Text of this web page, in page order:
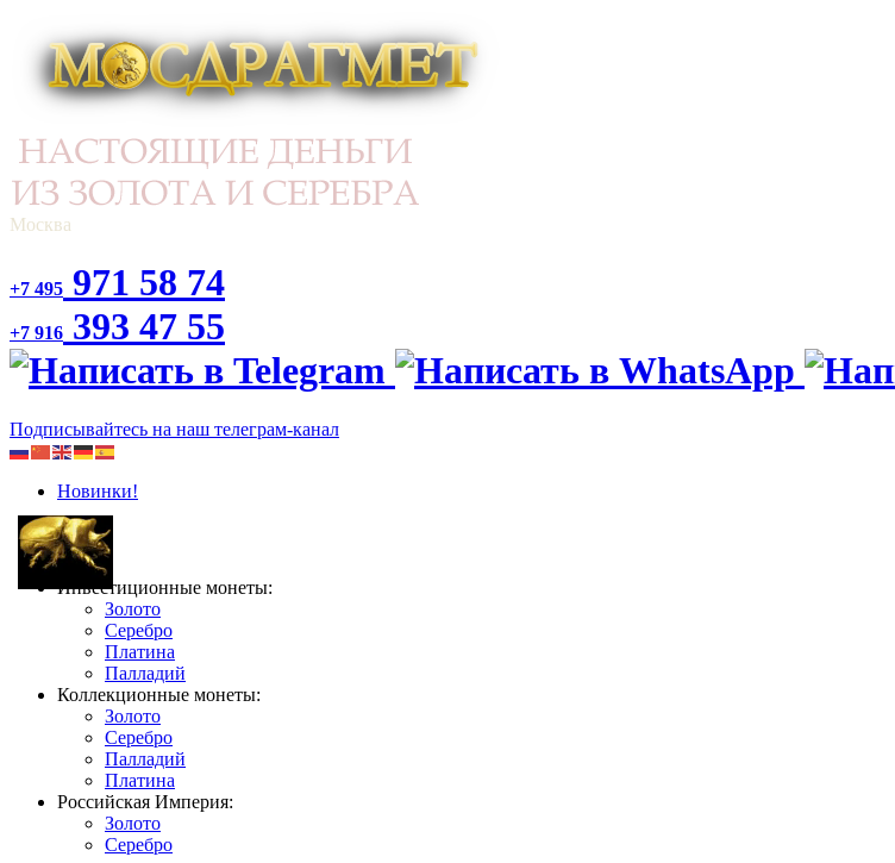
Москва
+7 495 971 58 74
+7 916 393 47 55
Подписывайтесь на наш телеграм-канал
Новинки!
Инвестиционные монеты:
Золото
Серебро
Платина
Палладий
Коллекционные монеты:
Золото
Серебро
Палладий
Платина
Российская Империя:
Золото
Серебро